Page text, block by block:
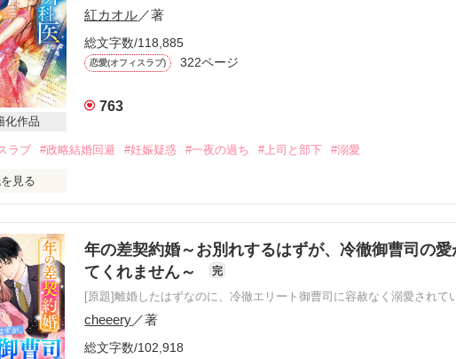
化作品
紅カオル／著
総文字数/118,885
恋愛(オフィスラブ) 322ページ
763
ラブ #政略結婚回避 #妊娠疑惑 #一夜の過ち #上司と部下 #溺愛
見る
い結婚をする前に
きだけでも好きな人と結ばれたい
それが、たった一度きりだとしても
相手と一夜の過ちを犯した楓だったが……
年の差契約婚～お別れするはずが、冷徹御曹司の愛
てくれません～
完
[原題]離婚したはずなのに、冷徹エリート御曹司に容赦なく溺愛されて
cheeery／著
総文字数/102,918